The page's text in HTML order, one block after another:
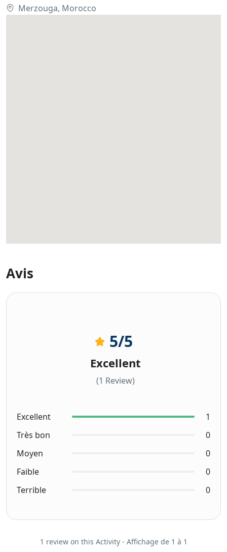
Merzouga, Morocco
Avis
5/5
Excellent
(1 Review)
Excellent
1
Très bon
0
Moyen
0
Faible
0
Terrible
0
1 review on this Activity - Affichage de 1 à 1